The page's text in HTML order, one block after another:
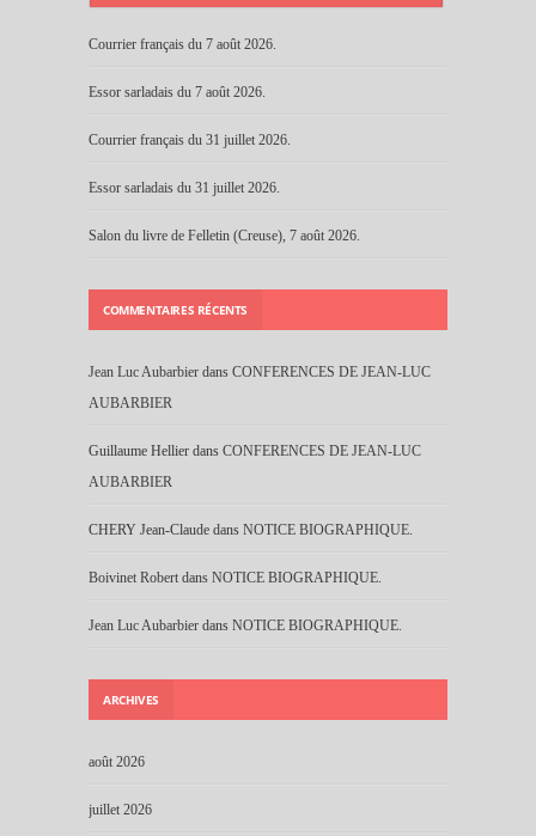
Courrier français du 7 août 2026.
Essor sarladais du 7 août 2026.
Courrier français du 31 juillet 2026.
Essor sarladais du 31 juillet 2026.
Salon du livre de Felletin (Creuse), 7 août 2026.
COMMENTAIRES RÉCENTS
Jean Luc Aubarbier dans CONFERENCES DE JEAN-LUC
AUBARBIER
Guillaume Hellier dans CONFERENCES DE JEAN-LUC
AUBARBIER
CHERY Jean-Claude dans NOTICE BIOGRAPHIQUE.
Boivinet Robert dans NOTICE BIOGRAPHIQUE.
Jean Luc Aubarbier dans NOTICE BIOGRAPHIQUE.
ARCHIVES
août 2026
juillet 2026